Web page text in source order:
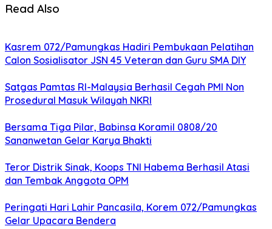
Read Also
Kasrem 072/Pamungkas Hadiri Pembukaan Pelatihan
Calon Sosialisator JSN 45 Veteran dan Guru SMA DIY
Satgas Pamtas RI-Malaysia Berhasil Cegah PMI Non
Prosedural Masuk Wilayah NKRI
Bersama Tiga Pilar, Babinsa Koramil 0808/20
Sananwetan Gelar Karya Bhakti
Teror Distrik Sinak, Koops TNI Habema Berhasil Atasi
dan Tembak Anggota OPM
Peringati Hari Lahir Pancasila, Korem 072/Pamungkas
Gelar Upacara Bendera